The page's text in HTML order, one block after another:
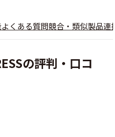
よくある質問競合・類似製品連
の評判・口コ